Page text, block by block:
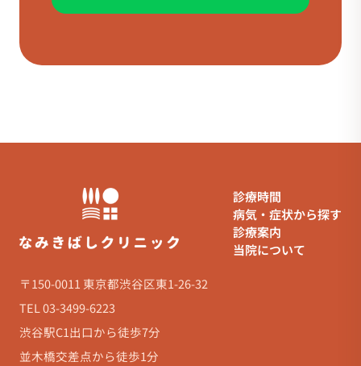
〒150-0011 東京都渋谷区東1-26-32
TEL 03-3499-6223
渋谷駅C1出口から徒歩7分
並木橋交差点から徒歩1分
診療時間
病気・症状から探す
診療案内
当院について